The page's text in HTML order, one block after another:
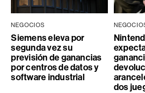
NEGOCIOS
Siemens eleva por
segunda vez su
previsión de ganancias
por centros de datos y
software industrial
dos